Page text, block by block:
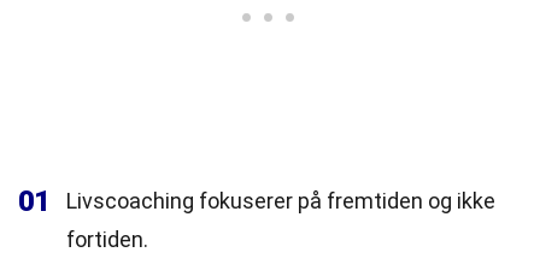
01
Livscoaching fokuserer på fremtiden og ikke
fortiden.